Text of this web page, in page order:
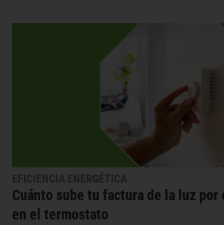
EFICIENCIA ENERGÉTICA
Cuánto sube tu factura de la luz por
en el termostato